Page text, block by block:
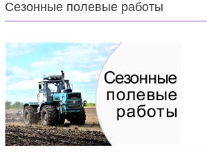
Сезонные полевые работы